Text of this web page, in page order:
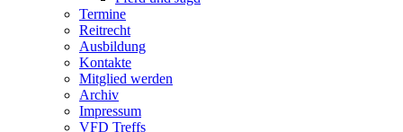
Termine
Reitrecht
Ausbildung
Kontakte
Mitglied werden
Archiv
Impressum
VFD Treffs